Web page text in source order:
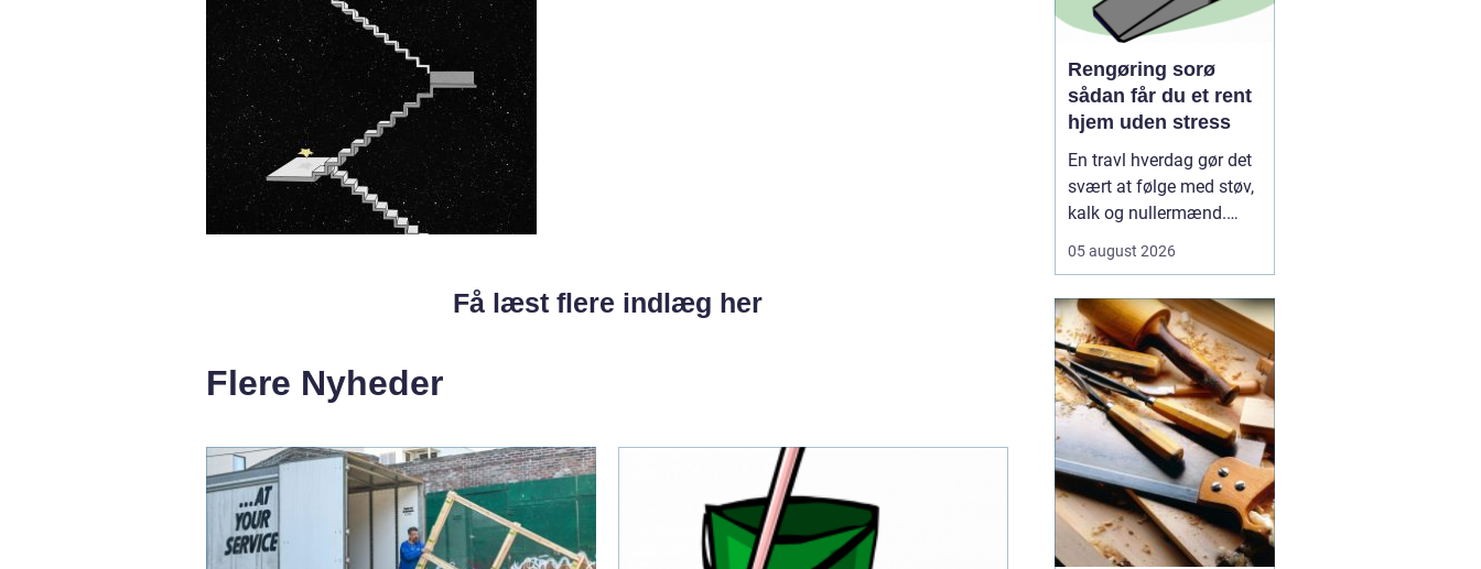
Få læst flere indlæg her
Flere Nyheder
Rengøring sorø
sådan får du et rent
hjem uden stress
En travl hverdag gør det
svært at følge med støv,
kalk og nullermænd.
rengøring glider nederst
det betyder mere rod og
mindre ro.Professionel
rengøring Sorø
handler<...
05 august 2026